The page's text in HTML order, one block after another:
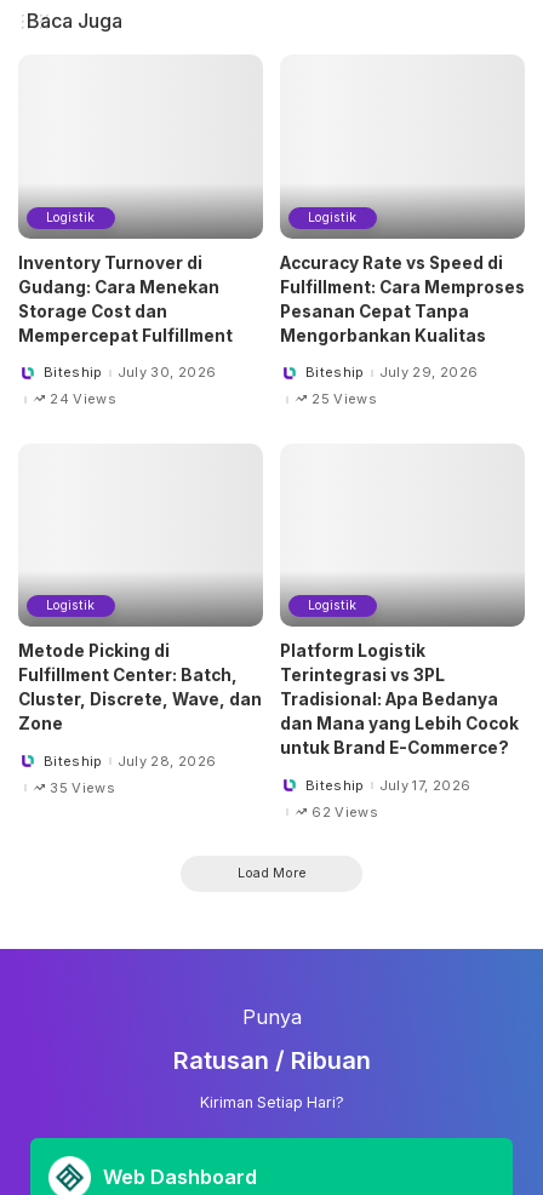
Baca Juga
Logistik
Inventory Turnover di
Gudang: Cara Menekan
Storage Cost dan
Mempercepat Fulfillment
PostedBiteship
July 30, 2026
24 Views
Logistik
Accuracy Rate vs Speed di
Fulfillment: Cara Memproses
Pesanan Cepat Tanpa
Mengorbankan Kualitas
PostedBiteship
July 29, 2026
25 Views
Logistik
Metode Picking di
Fulfillment Center: Batch,
Cluster, Discrete, Wave, dan
Zone
PostedBiteship
July 28, 2026
35 Views
Logistik
Platform Logistik
Terintegrasi vs 3PL
Tradisional: Apa Bedanya
dan Mana yang Lebih Cocok
untuk Brand E-Commerce?
PostedBiteship
July 17, 2026
62 Views
Load More
Punya
Ratusan / Ribuan
Kiriman Setiap Hari?
Web Dashboard